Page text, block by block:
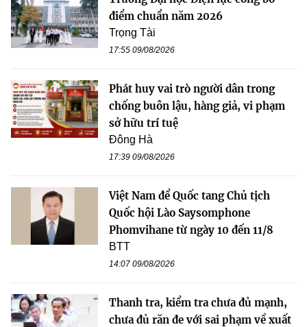
điểm chuẩn năm 2026
Trọng Tài
17:55 09/08/2026
Phát huy vai trò người dân trong
chống buôn lậu, hàng giả, vi phạm
sở hữu trí tuệ
Đông Hà
17:39 09/08/2026
Việt Nam để Quốc tang Chủ tịch
Quốc hội Lào Saysomphone
Phomvihane từ ngày 10 đến 11/8
BTT
14:07 09/08/2026
Thanh tra, kiểm tra chưa đủ mạnh,
chưa đủ răn đe với sai phạm về xuất